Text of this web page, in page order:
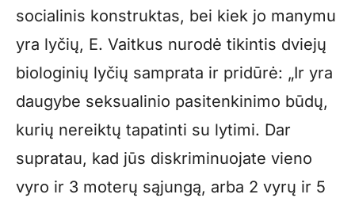
socialinis konstruktas, bei kiek jo manymu
yra lyčių, E. Vaitkus nurodė tikintis dviejų
biologinių lyčių samprata ir pridūrė: „Ir yra
daugybe seksualinio pasitenkinimo būdų,
kurių nereiktų tapatinti su lytimi. Dar
supratau, kad jūs diskriminuojate vieno
vyro ir 3 moterų sąjungą, arba 2 vyrų ir 5